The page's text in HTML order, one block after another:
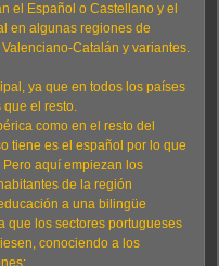
el Español o Castellano y el
en algunas regiones de
Catalán y variantes.
ya que en todos los países
que el resto.
como en el resto del
tiene es el español por lo que
aquí empiezan los
de la región
a una bilingüe
que los sectores portugueses
conociendo a los